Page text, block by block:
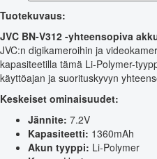
Tuotekuvaus:
JVC BN-V312 -yhteensopiva
JVC:n digikameroihin ja
kapasiteetilla tämä Li-Polymer-
käyttöajan ja suorituskyvyn
Keskeiset ominaisuudet:
Jännite: 7.2V
Kapasiteetti: 1360mAh
Akun tyyppi: Li-Polymer